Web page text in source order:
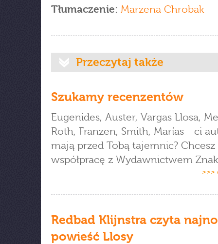
Tłumaczenie: Marzena Chrobak
Przeczytaj także
Szukamy recenzentów
Eugenides, Auster, Vargas Llosa,
Roth, Franzen, Smith, Marías - ci
mają przed Tobą tajemnic?
współpracę z Wydawnictwem
>>>
Redbad Klijnstra czyta
powieść Llosy